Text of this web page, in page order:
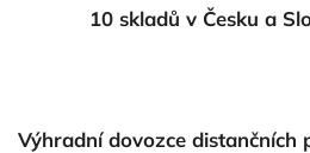
10 skladů v Česku a
Výhradní dovozce distančních